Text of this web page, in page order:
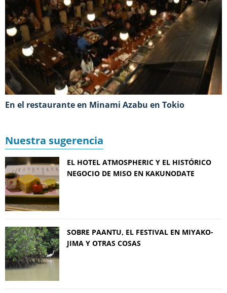
En el restaurante en Minami Azabu en Tokio
Nuestra sugerencia
EL HOTEL ATMOSPHERIC Y EL HISTÓRICO
NEGOCIO DE MISO EN KAKUNODATE
SOBRE PAANTU, EL FESTIVAL EN MIYAKO-
JIMA Y OTRAS COSAS